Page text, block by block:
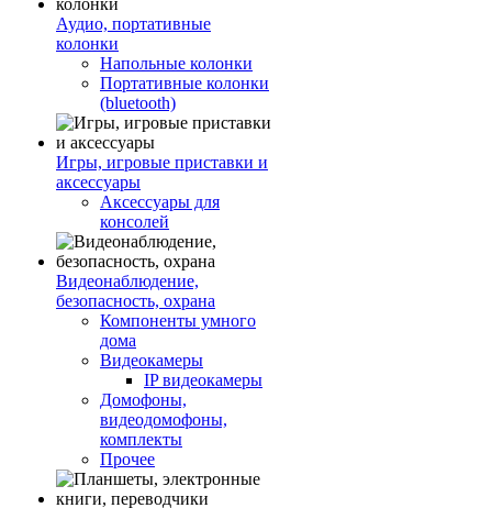
Аудио, портативные
колонки
Напольные колонки
Портативные колонки
(bluetooth)
Игры, игровые приставки и
аксессуары
Аксессуары для
консолей
Видеонаблюдение,
безопасность, охрана
Компоненты умного
дома
Видеокамеры
IP видеокамеры
Домофоны,
видеодомофоны,
комплекты
Прочее